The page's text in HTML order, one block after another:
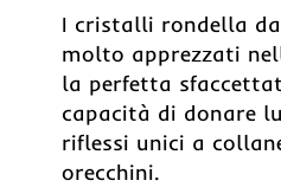
I cristalli rondella
molto apprezzati
la perfetta
capacità di donare
riflessi unici a
orecchini.